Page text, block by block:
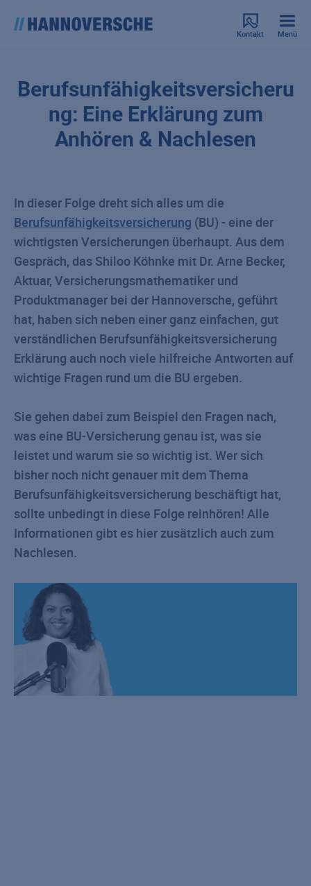
Kontakt Menü
Berufsunfähigkeitsversicheru
ng: Eine Erklärung zum
Anhören & Nachlesen
In dieser Folge dreht sich alles um die
Berufsunfähigkeitsversicherung (BU) - eine der
wichtigsten Versicherungen überhaupt. Aus dem
Gespräch, das Shiloo Köhnke mit Dr. Arne Becker,
Aktuar, Versicherungsmathematiker und
Produktmanager bei der Hannoversche, geführt
hat, haben sich neben einer ganz einfachen, gut
verständlichen Berufsunfähigkeitsversicherung
Erklärung auch noch viele hilfreiche Antworten auf
wichtige Fragen rund um die BU ergeben.
Sie gehen dabei zum Beispiel den Fragen nach,
was eine BU-Versicherung genau ist, was sie
leistet und warum sie so wichtig ist. Wer sich
bisher noch nicht genauer mit dem Thema
Berufsunfähigkeitsversicherung beschäftigt hat,
sollte unbedingt in diese Folge reinhören! Alle
Informationen gibt es hier zusätzlich auch zum
Nachlesen.